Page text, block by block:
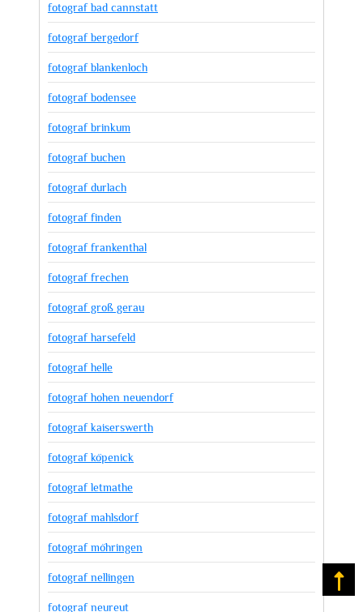
fotograf bad cannstatt
fotograf bergedorf
fotograf blankenloch
fotograf bodensee
fotograf brinkum
fotograf buchen
fotograf durlach
fotograf finden
fotograf frankenthal
fotograf frechen
fotograf groß gerau
fotograf harsefeld
fotograf helle
fotograf hohen neuendorf
fotograf kaiserswerth
fotograf köpenick
fotograf letmathe
fotograf mahlsdorf
fotograf möhringen
fotograf nellingen
fotograf neureut